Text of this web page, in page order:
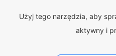
Użyj tego narzędzia, aby
aktywny i